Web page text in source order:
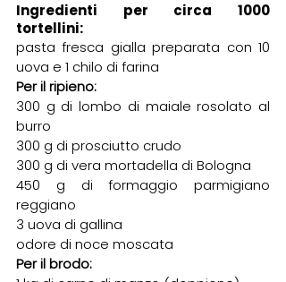
Ingredienti per circa 1000
tortellini:
pasta fresca gialla preparata con 10
uova e 1 chilo di farina
Per il ripieno:
300 g di lombo di maiale rosolato al
burro
300 g di prosciutto crudo
300 g di vera mortadella di Bologna
450 g di formaggio parmigiano
reggiano
3 uova di gallina
odore di noce moscata
Per il brodo: